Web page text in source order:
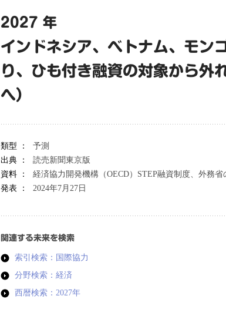
2027 年
インドネシア、ベトナム、モン
り、ひも付き融資の対象から
へ）
類型 ：
予測
出典 ：
読売新聞東京版
資料 ：
経済協力開発機構（OECD）STEP融資制度、外務省
発表 ：
2024年7月27日
関連する未来を検索
索引検索：国際協力
分野検索：経済
西暦検索：2027年